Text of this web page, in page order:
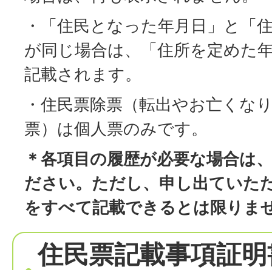
・「住民となった年月日」と「
が同じ場合は、「住所を定めた
記載されます。
・住民票除票（転出やお亡くな
票）は個人票のみです。
＊各項目の履歴が必要な場合は
ださい。ただし、申し出ていた
をすべて記載できるとは限りま
住民票記載事項証